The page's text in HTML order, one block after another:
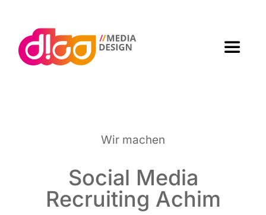
springen
Toggle
Leis­tun­gen
Wir machen
Social Media
Recrui­ting Achim